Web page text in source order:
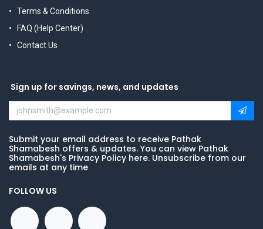
Terms & Conditions
FAQ (Help Center)
Contact Us
Sign up for savings, news, and updates
Submit your email address to receive Pathak
Shamabesh offers & updates. You can view Pathak
Shamabesh's Privacy Policy here. Unsubscribe from our
emails at any time
FOLLOW US